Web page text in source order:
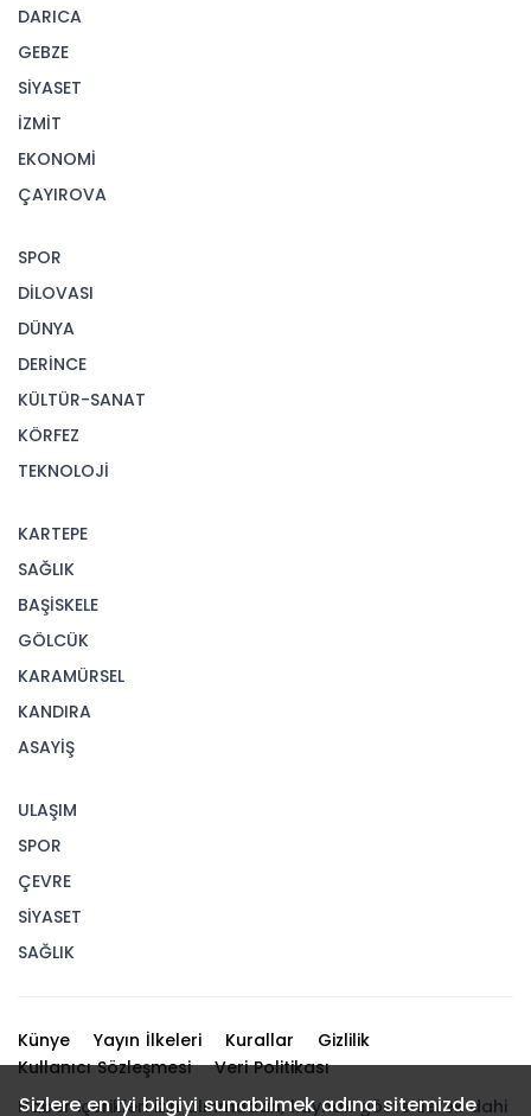
DARICA
GEBZE
SİYASET
İZMİT
EKONOMİ
ÇAYIROVA
SPOR
DİLOVASI
DÜNYA
DERİNCE
KÜLTÜR-SANAT
KÖRFEZ
TEKNOLOJİ
KARTEPE
SAĞLIK
BAŞİSKELE
GÖLCÜK
KARAMÜRSEL
KANDIRA
ASAYİŞ
ULAŞIM
SPOR
ÇEVRE
SİYASET
SAĞLIK
Künye Yayın İlkeleri Kurallar
Gizlilik
Kullanıcı Sözleşmesi
Veri Politikası
Haber içerikleri izin alınmadan, kaynak gösterilerek dahi
Sizlere en iyi bilgiyi sunabilmek adına sitemizde